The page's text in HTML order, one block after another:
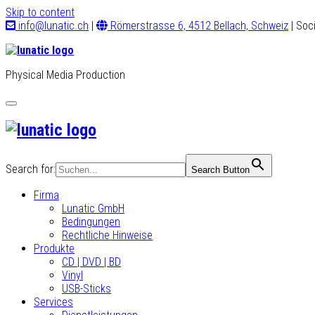
Skip to content
info@lunatic.ch | Römerstrasse 6, 4512 Bellach, Schweiz |
Physical Media Production
Toggle
navigation
Search for: Search Button
Firma
Lunatic GmbH
Bedingungen
Rechtliche Hinweise
Produkte
CD | DVD | BD
Vinyl
USB-Sticks
Services